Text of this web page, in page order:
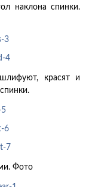
наклона спинки.
красят и
Фото